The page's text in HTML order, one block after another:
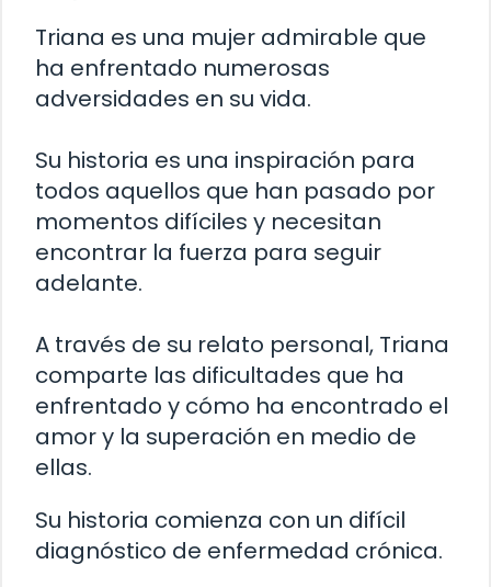
Triana es una mujer admirable que
ha enfrentado numerosas
adversidades en su vida.
Su historia es una inspiración para
todos aquellos que han pasado por
momentos difíciles y necesitan
encontrar la fuerza para seguir
adelante.
A través de su relato personal, Triana
comparte las dificultades que ha
enfrentado y cómo ha encontrado el
amor y la superación en medio de
ellas.
Su historia comienza con un difícil
diagnóstico de enfermedad crónica.